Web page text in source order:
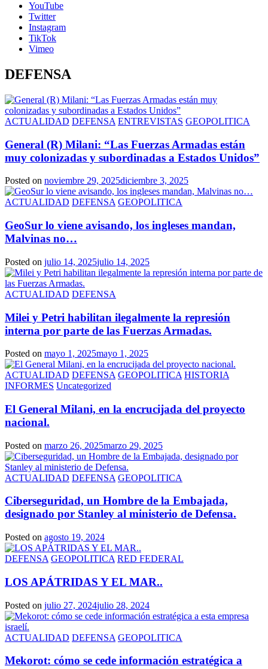
YouTube
Twitter
Instagram
TikTok
Vimeo
DEFENSA
ACTUALIDAD DEFENSA ENTREVISTAS GEOPOLITICA
General (R) Milani: “Las Fuerzas Armadas están
muy colonizadas y subordinadas a Estados Unidos”
Posted on noviembre 29, 2025diciembre 3, 2025
ACTUALIDAD DEFENSA GEOPOLITICA
GeoSur lo viene avisando, los ingleses mandan,
Malvinas no…
Posted on julio 14, 2025julio 14, 2025
ACTUALIDAD DEFENSA
Milei y Petri habilitan ilegalmente la represión
interna por parte de las Fuerzas Armadas.
Posted on mayo 1, 2025mayo 1, 2025
ACTUALIDAD DEFENSA GEOPOLITICA HISTORIA
INFORMES Uncategorized
El General Milani, en la encrucijada del proyecto
nacional.
Posted on marzo 26, 2025marzo 29, 2025
ACTUALIDAD DEFENSA GEOPOLITICA
Ciberseguridad, un Hombre de la Embajada,
designado por Stanley al ministerio de Defensa.
Posted on agosto 19, 2024
DEFENSA GEOPOLITICA RED FEDERAL
LOS APÁTRIDAS Y EL MAR..
Posted on julio 27, 2024julio 28, 2024
ACTUALIDAD DEFENSA GEOPOLITICA
Mekorot: cómo se cede información estratégica a